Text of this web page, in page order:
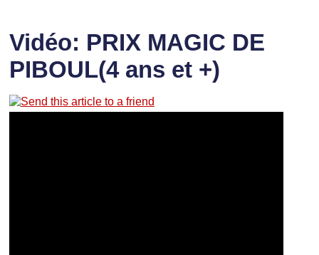
Vidéo: PRIX MAGIC DE
PIBOUL(4 ans et +)